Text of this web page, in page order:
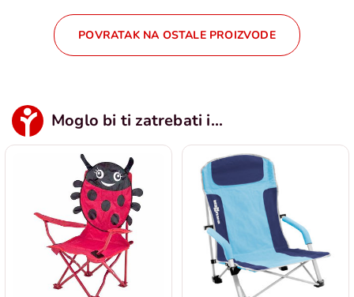
POVRATAK NA OSTALE PROIZVODE
Moglo bi ti zatrebati i...